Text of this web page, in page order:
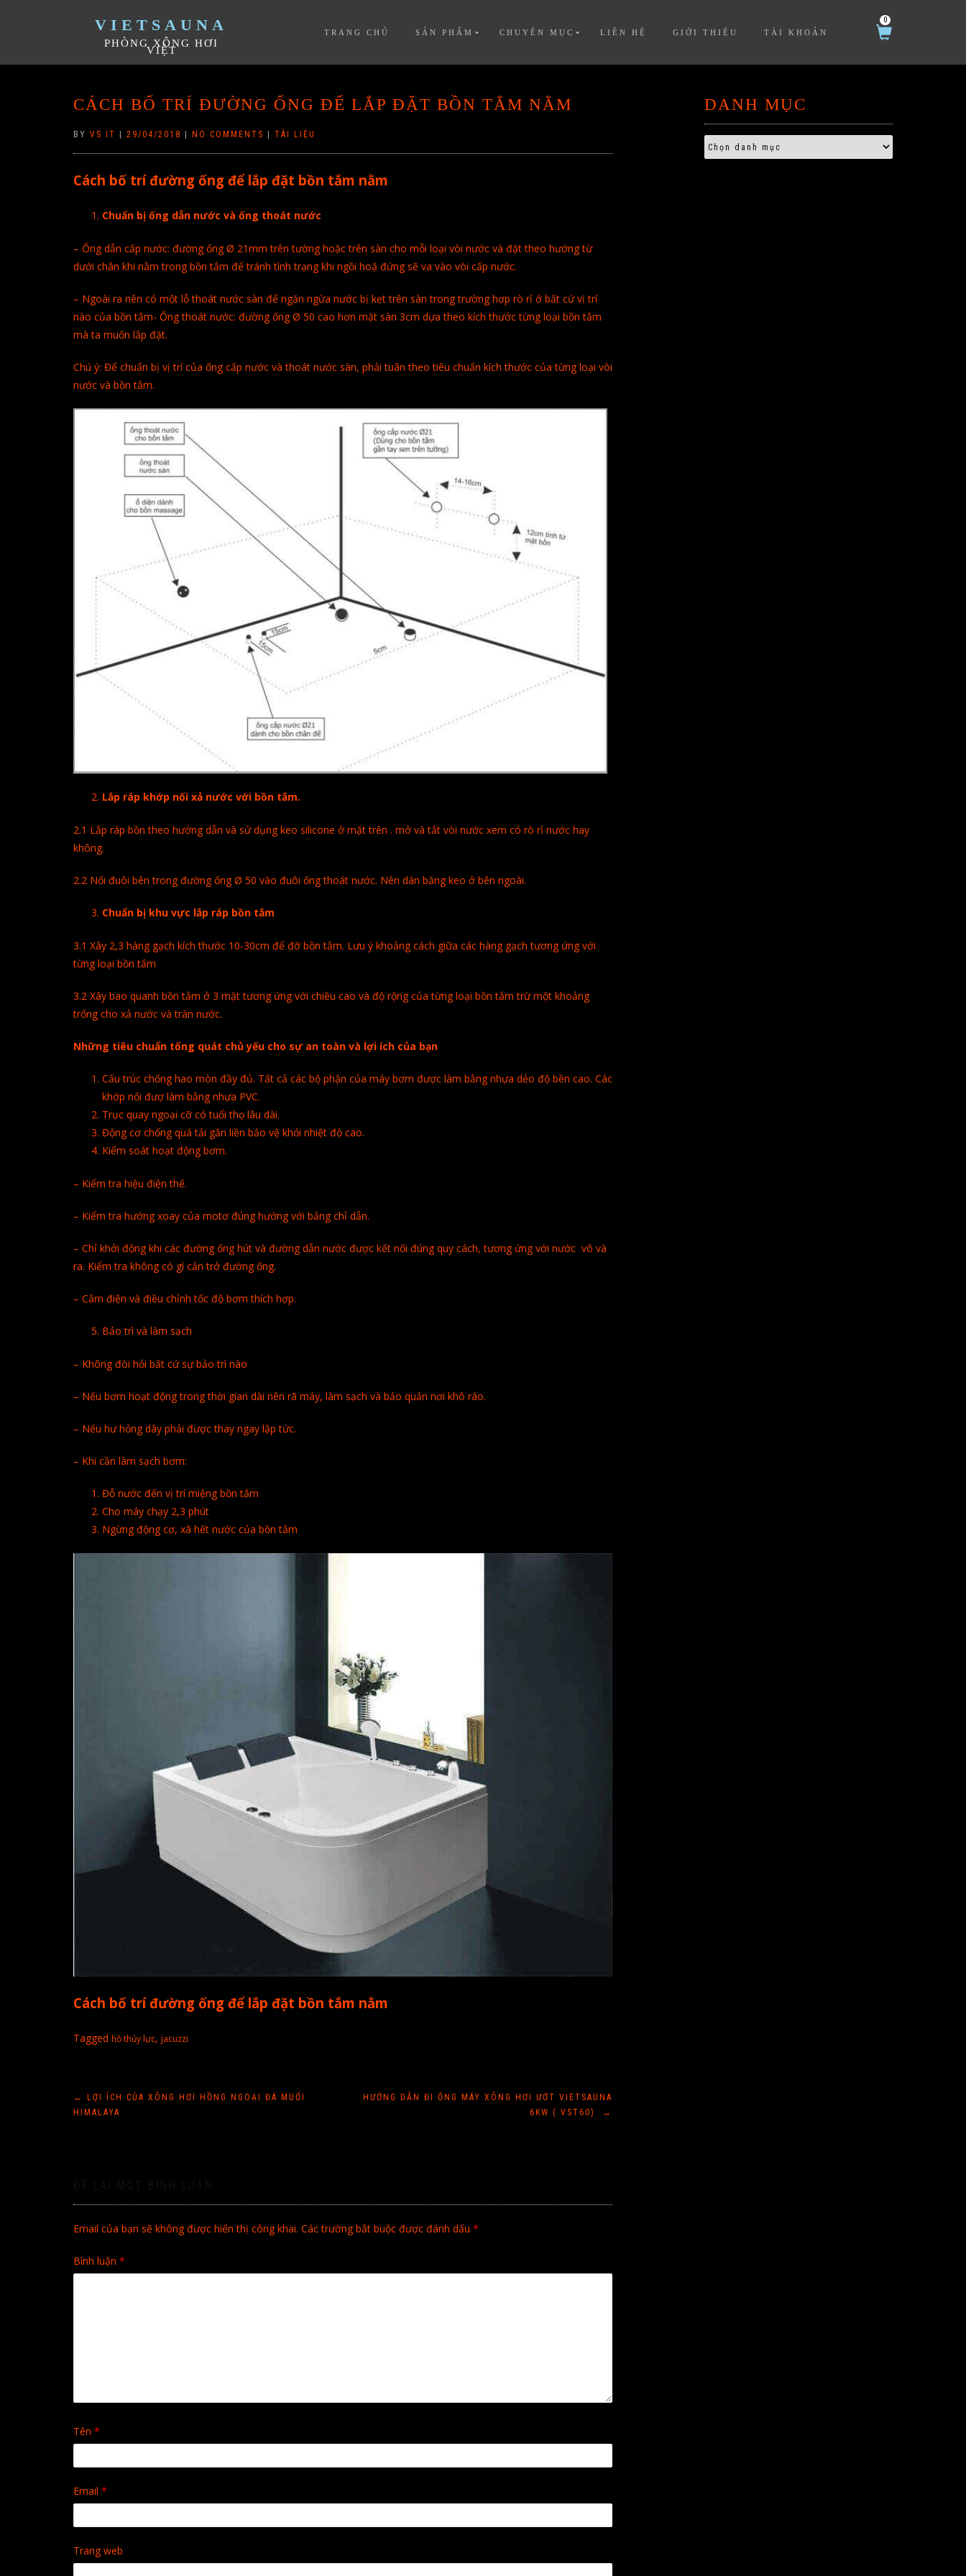
VIETSAUNA
PHÒNG XÔNG HƠI
VIỆT
TRANG CHỦ SẢN PHẨM CHUYÊN MỤC LIÊN HỆ GIỚI THIỆU TÀI KHOẢN
0
CÁCH BỐ TRÍ ĐƯỜNG ỐNG ĐỂ LẮP ĐẶT BỒN TẮM NẰM
BY VS IT 29/04/2018 NO COMMENTS TÀI LIỆU
Cách bố trí đường ống để lắp đặt bồn tắm nằm
Chuẩn bị ống dẫn nước và ống thoát nước
– Ống dẫn cấp nước: đường ống Ø 21mm trên tường hoặc trên sàn cho mỗi loại vòi nước và đặt theo hướng từ
dưới chân khi nằm trong bồn tắm để tránh tình trạng khi ngồi hoặ đứng sẽ va vào vòi cấp nước.
– Ngoài ra nên có một lỗ thoát nước sàn để ngăn ngừa nước bị kẹt trên sàn trong trường hợp rò rỉ ở bất cứ vị trí
nào của bồn tắm- Ống thoát nước: đường ống Ø 50 cao hơn mặt sàn 3cm dựa theo kích thước từng loại bồn tắm
mà ta muốn lắp đặt.
Chú ý: Để chuẩn bị vị trí của ống cấp nước và thoát nước sàn, phải tuân theo tiêu chuẩn kích thước của từng loại vòi
nước và bồn tắm.
Lắp ráp khớp nối xả nước với bồn tắm.
2.1 Lắp ráp bồn theo hướng dẫn và sử dụng keo silicone ở mặt trên . mở và tắt vòi nước xem có rò rỉ nước hay
không.
2.2 Nối đuôi bên trong đường ống Ø 50 vào đuôi ống thoát nước. Nên dán băng keo ở bên ngoài.
Chuẩn bị khu vực lắp ráp bồn tắm
3.1 Xây 2,3 hàng gạch kích thước 10-30cm để đỡ bồn tắm. Lưu ý khoảng cách giữa các hàng gạch tương ứng với
từng loại bồn tắm
3.2 Xây bao quanh bồn tắm ở 3 mặt tương ứng với chiều cao và độ rộng của từng loại bồn tắm trừ một khoảng
trống cho xả nước và tràn nước.
Những tiêu chuẩn tổng quát chủ yếu cho sự an toàn và lợi ích của bạn
Cấu trúc chống hao mòn đầy đủ. Tất cả các bộ phận của máy bơm được làm bằng nhựa dẻo độ bền cao. Các
khớp nối đượ làm bằng nhựa PVC.
Trục quay ngoại cỡ có tuổi thọ lâu dài.
Động cơ chống quá tải gắn liền bảo vệ khỏi nhiệt độ cao.
Kiểm soát hoạt động bơm.
– Kiểm tra hiệu điện thế.
– Kiểm tra hướng xoay của motơ đúng hướng với bảng chỉ dẫn.
– Chỉ khởi động khi các đường ống hút và đường dẫn nước được kết nối đúng quy cách, tương ứng với nước vô và
ra. Kiểm tra không có gì cản trở đường ống.
– Cắm điện và điều chỉnh tốc độ bơm thích hợp.
Bảo trì và làm sạch
– Không đòi hỏi bất cứ sự bảo trì nào
– Nếu bơm hoạt động trong thời gian dài nên rã máy, làm sạch và bảo quản nơi khô ráo.
– Nếu hư hỏng dây phải được thay ngay lập tức.
– Khi cần làm sạch bơm:
Đỗ nước đến vị trí miệng bồn tắm
Cho máy chạy 2,3 phút
Ngừng động cơ, xã hết nước của bồn tắm
Cách bố trí đường ống để lắp đặt bồn tắm nằm
Tagged hồ thủy lực, jacuzzi
Điều
←
LỢI ÍCH CỦA XÔNG HƠI HỒNG NGOẠI ĐÁ MUỐI
HIMALAYA
HƯỚNG DẪN ĐI ỐNG MÁY XÔNG HƠI ƯỚT VIETSAUNA
6KW ( VST60)
→
Email của bạn sẽ không được hiển thị công khai. Các trường bắt buộc được đánh dấu *
Bình luận *
Tên *
Email *
Trang web
DANH MỤC